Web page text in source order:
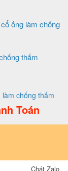
ống làm chống
thấm
chống thấm
Toán
Chát Zalo